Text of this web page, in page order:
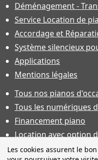
Les cookies assurent le
Déménagement -
Service Location de
Accordage et
Système silencieux
Applications
Mentions légales
Tous nos pianos
Tous les numériques
Financement piano
Location avec option
Conditions générales